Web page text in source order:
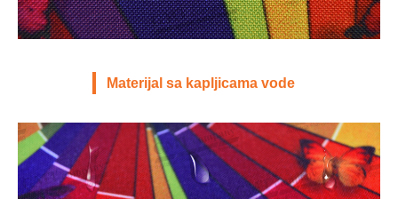
Materijal sa kapljicama vode